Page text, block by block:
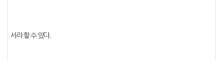
서라 할 수 있다.